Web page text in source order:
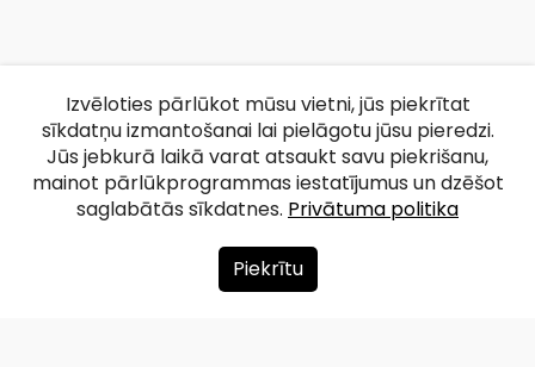
Par mums
Izvēloties pārlūkot mūsu vietni, jūs piekrītat
sīkdatņu izmantošanai lai pielāgotu jūsu pieredzi.
Jūs jebkurā laikā varat atsaukt savu piekrišanu,
mainot pārlūkprogrammas iestatījumus un dzēšot
saglabātās sīkdatnes. Privātuma politika
Piekrītu